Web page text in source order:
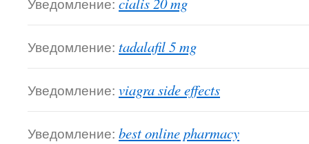
Уведомление: tadalafil 5 mg
Уведомление: viagra side effects
Уведомление: best online pharmacy